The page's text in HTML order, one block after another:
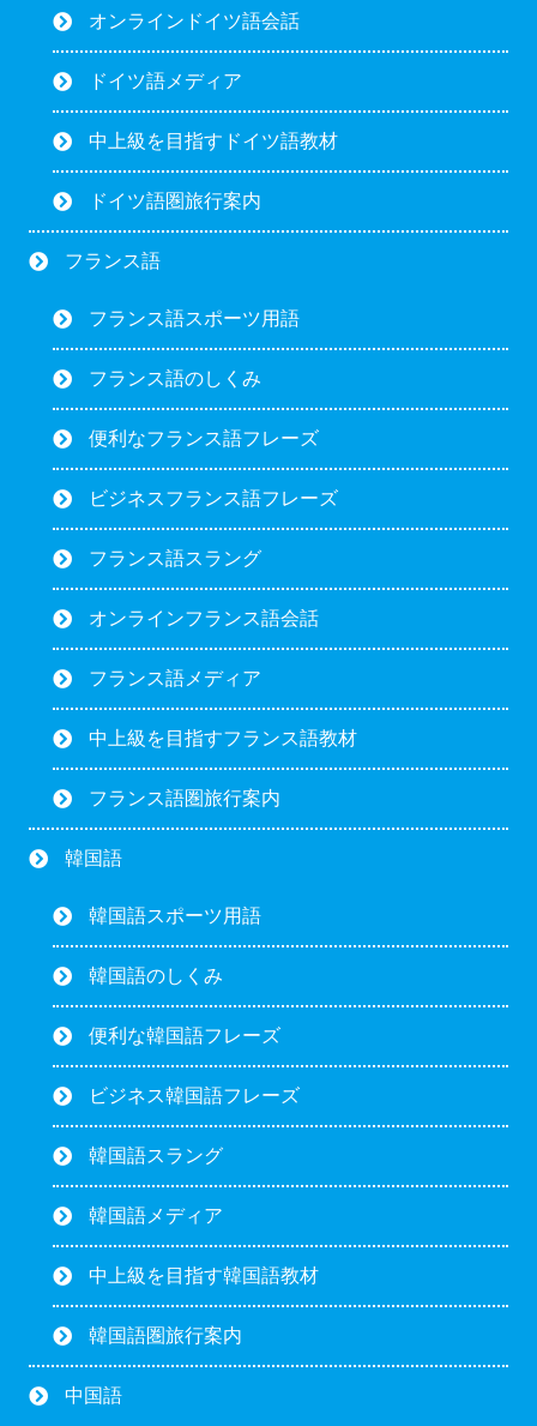
オンラインドイツ語会話
ドイツ語メディア
中上級を目指すドイツ語教材
ドイツ語圏旅行案内
フランス語
フランス語スポーツ用語
フランス語のしくみ
便利なフランス語フレーズ
ビジネスフランス語フレーズ
フランス語スラング
オンラインフランス語会話
フランス語メディア
中上級を目指すフランス語教材
フランス語圏旅行案内
韓国語
韓国語スポーツ用語
韓国語のしくみ
便利な韓国語フレーズ
ビジネス韓国語フレーズ
韓国語スラング
韓国語メディア
中上級を目指す韓国語教材
韓国語圏旅行案内
中国語